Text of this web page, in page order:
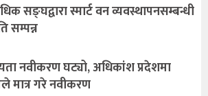
सङ्घद्वारा स्मार्ट वन व्यवस्थापनसम्बन्धी
सम्पन्न
नवीकरण घट्यो, अधिकांश प्रदेशमा
मात्र गरे नवीकरण